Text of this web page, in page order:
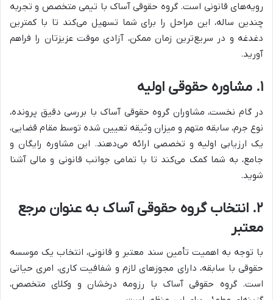
رویه‌های قانونی است. گروه حقوقی آساک با تیمی متخصص و تجربه
چندین ساله، این مراحل را برای شما تسهیل می‌کند تا با کمترین
دغدغه و در سریع‌ترین زمان ممکن، آزادی موقت عزیزتان را فراهم
آورید.
۱. مشاوره حقوقی اولیه
در گام نخست، مشاوران گروه حقوقی آساک با بررسی دقیق پرونده،
نوع جرم، سابقه متهم و میزان وثیقه تعیین شده توسط مقام قضایی،
یک ارزیابی اولیه و تخصصی ارائه می‌دهند. این مشاوره رایگان و
جامع، به شما کمک می‌کند تا با تمامی جوانب قانونی و مالی آشنا
شوید.
۲. انتخاب گروه حقوقی آساک به عنوان مرجع
معتبر
با توجه به اهمیت تأمین سند معتبر و قانونی، انتخاب یک موسسه
حقوقی با سابقه، دارای مجوزهای لازم و شفافیت کاری، امری حیاتی
است. گروه حقوقی آساک با رزومه درخشان و وکلای متخصص،